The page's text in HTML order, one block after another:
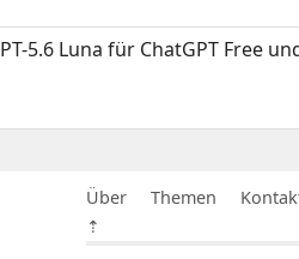
5.6 Luna für ChatGPT Free
Über Themen
⇡